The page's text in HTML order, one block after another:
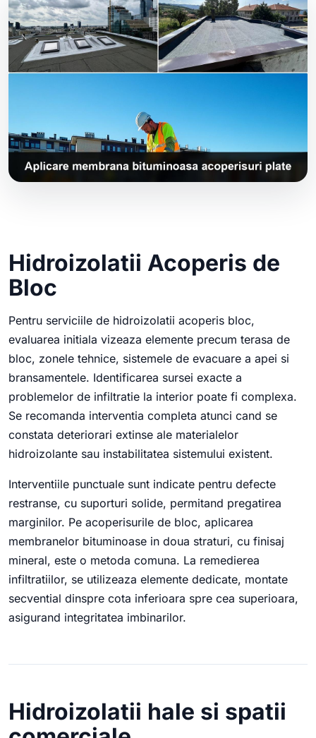
Hidroizolatii Acoperis de
Bloc
Pentru serviciile de hidroizolatii acoperis bloc,
evaluarea initiala vizeaza elemente precum terasa de
bloc, zonele tehnice, sistemele de evacuare a apei si
bransamentele. Identificarea sursei exacte a
problemelor de infiltratie la interior poate fi complexa.
Se recomanda interventia completa atunci cand se
constata deteriorari extinse ale materialelor
hidroizolante sau instabilitatea sistemului existent.
Interventiile punctuale sunt indicate pentru defecte
restranse, cu suporturi solide, permitand pregatirea
marginilor. Pe acoperisurile de bloc, aplicarea
membranelor bituminoase in doua straturi, cu finisaj
mineral, este o metoda comuna. La remedierea
infiltratiilor, se utilizeaza elemente dedicate, montate
secvential dinspre cota inferioara spre cea superioara,
asigurand integritatea imbinarilor.
Hidroizolatii hale si spatii